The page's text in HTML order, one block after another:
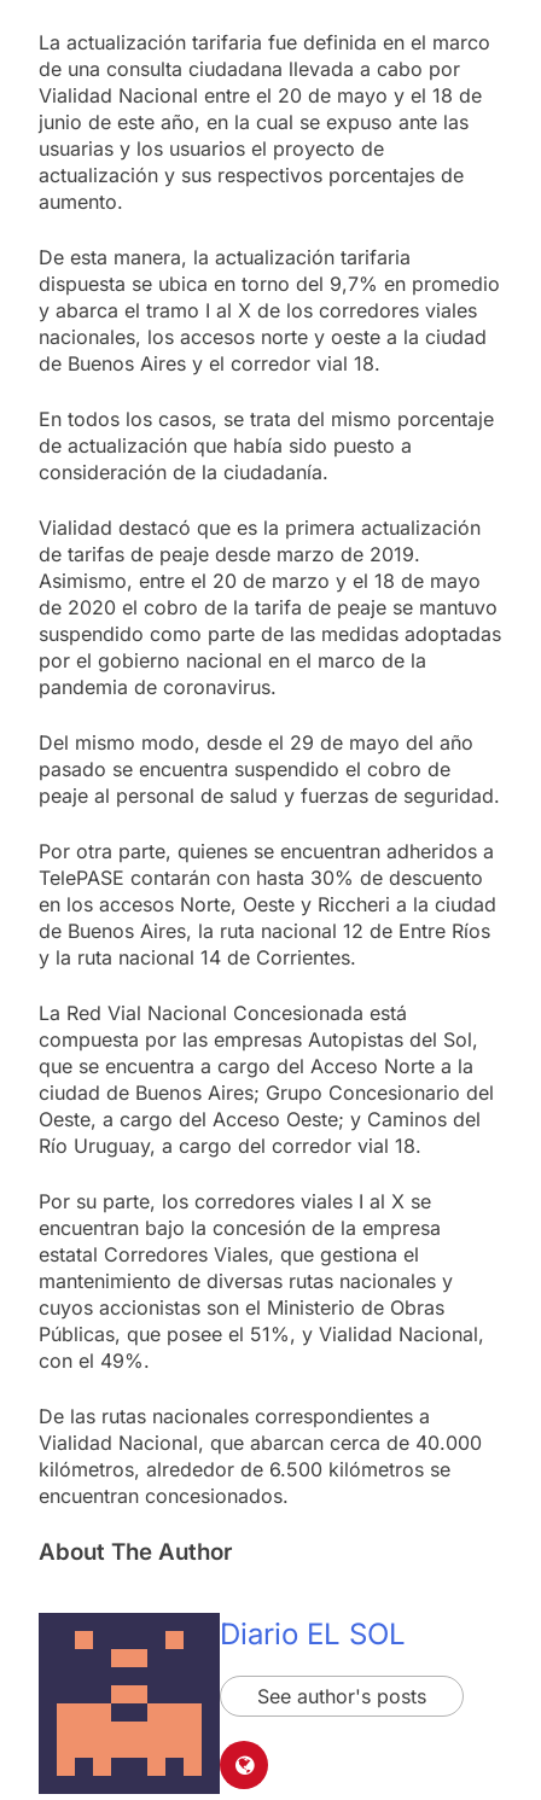
La actualización tarifaria fue definida en el marco
de una consulta ciudadana llevada a cabo por
Vialidad Nacional entre el 20 de mayo y el 18 de
junio de este año, en la cual se expuso ante las
usuarias y los usuarios el proyecto de
actualización y sus respectivos porcentajes de
aumento.
De esta manera, la actualización tarifaria
dispuesta se ubica en torno del 9,7% en promedio
y abarca el tramo I al X de los corredores viales
nacionales, los accesos norte y oeste a la ciudad
de Buenos Aires y el corredor vial 18.
En todos los casos, se trata del mismo porcentaje
de actualización que había sido puesto a
consideración de la ciudadanía.
Vialidad destacó que es la primera actualización
de tarifas de peaje desde marzo de 2019.
Asimismo, entre el 20 de marzo y el 18 de mayo
de 2020 el cobro de la tarifa de peaje se mantuvo
suspendido como parte de las medidas adoptadas
por el gobierno nacional en el marco de la
pandemia de coronavirus.
Del mismo modo, desde el 29 de mayo del año
pasado se encuentra suspendido el cobro de
peaje al personal de salud y fuerzas de seguridad.
Por otra parte, quienes se encuentran adheridos a
TelePASE contarán con hasta 30% de descuento
en los accesos Norte, Oeste y Riccheri a la ciudad
de Buenos Aires, la ruta nacional 12 de Entre Ríos
y la ruta nacional 14 de Corrientes.
La Red Vial Nacional Concesionada está
compuesta por las empresas Autopistas del Sol,
que se encuentra a cargo del Acceso Norte a la
ciudad de Buenos Aires; Grupo Concesionario del
Oeste, a cargo del Acceso Oeste; y Caminos del
Río Uruguay, a cargo del corredor vial 18.
Por su parte, los corredores viales I al X se
encuentran bajo la concesión de la empresa
estatal Corredores Viales, que gestiona el
mantenimiento de diversas rutas nacionales y
cuyos accionistas son el Ministerio de Obras
Públicas, que posee el 51%, y Vialidad Nacional,
con el 49%.
De las rutas nacionales correspondientes a
Vialidad Nacional, que abarcan cerca de 40.000
kilómetros, alrededor de 6.500 kilómetros se
encuentran concesionados.
About The Author
Diario EL SOL
See author's posts